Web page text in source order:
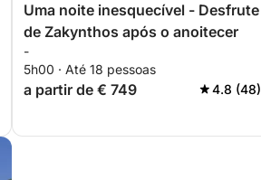
Uma noite inesquecível - Desfrute
de Zakynthos após o anoitecer
-
5h00 · Até 18 pessoas
a partir de € 749 4.8 (48)